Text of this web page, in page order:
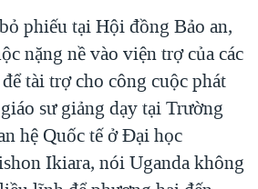
phiếu tại Hội đồng Bảo an,
nặng nề vào viện trợ của các
tài trợ cho công cuộc phát
sư giảng dạy tại Trường
hệ Quốc tế ở Đại học
Ikiara, nói Uganda không